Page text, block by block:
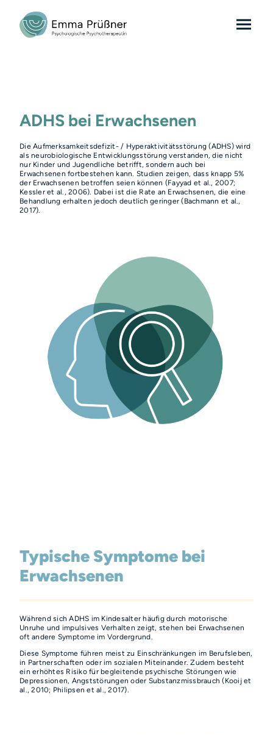
ADHS bei Erwachsenen
Die Aufmerksamkeitsdefizit- / Hyperaktivitätsstörung (ADHS) wird
als neurobiologische Entwicklungsstörung verstanden, die nicht
nur Kinder und Jugendliche betrifft, sondern auch bei
Erwachsenen fortbestehen kann. Studien zeigen, dass knapp 5%
der Erwachsenen betroffen seien können (Fayyad et al., 2007;
Kessler et al., 2006). Dabei ist die Rate an Erwachsenen, die eine
Behandlung erhalten jedoch deutlich geringer (Bachmann et al.,
2017).
Typische Symptome bei
Erwachsenen
Während sich ADHS im Kindesalter häufig durch motorische
Unruhe und impulsives Verhalten zeigt, stehen bei Erwachsenen
oft andere Symptome im Vordergrund.
Diese Symptome führen meist zu Einschränkungen im Berufsleben,
in Partnerschaften oder im sozialen Miteinander. Zudem besteht
ein erhöhtes Risiko für begleitende psychische Störungen wie
Depressionen, Angststörungen oder Substanzmissbrauch (Kooij et
al., 2010; Philipsen et al., 2017).